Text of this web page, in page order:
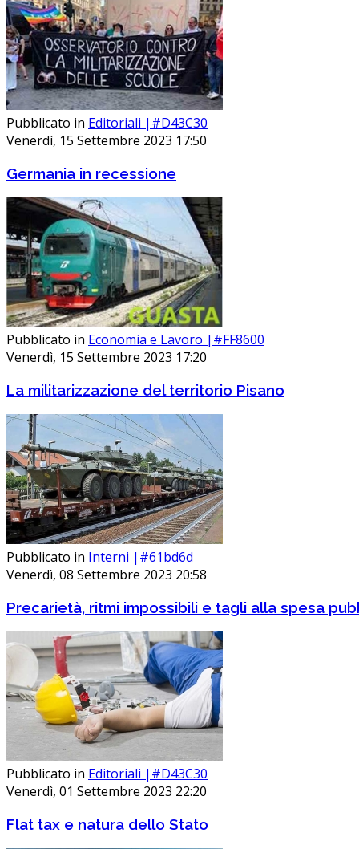
Pubblicato in Editoriali |#D43C30
Venerdì, 15 Settembre 2023 17:50
Germania in recessione
Pubblicato in Economia e Lavoro |#FF8600
Venerdì, 15 Settembre 2023 17:20
La militarizzazione del territorio Pisano
Pubblicato in Interni |#61bd6d
Venerdì, 08 Settembre 2023 20:58
Precarietà, ritmi impossibili e tagli alla spesa
Pubblicato in Editoriali |#D43C30
Venerdì, 01 Settembre 2023 22:20
Flat tax e natura dello Stato